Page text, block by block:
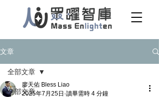
文章
全部文章
全部文章
廖天佑 Bless Liao
2025年7月25日 讀畢需時 4 分鐘